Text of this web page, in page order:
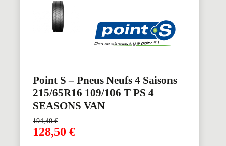
Point S – Pneus Neufs 4 Saisons
215/65R16 109/106 T PS 4
SEASONS VAN
194,40€
128,50 €